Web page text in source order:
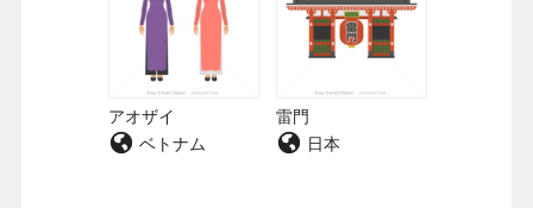
アオザイ
ベトナム
雷門
日本